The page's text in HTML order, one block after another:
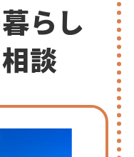
らし
談